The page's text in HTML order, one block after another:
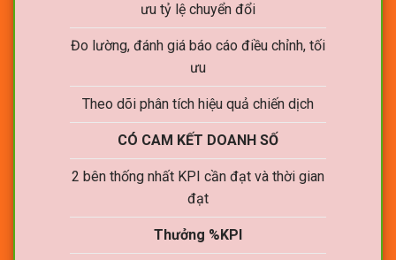
ưu tỷ lệ chuyển đổi
Đo lường, đánh giá báo cáo điều chỉnh, tối
ưu
Theo dõi phân tích hiệu quả chiến dịch
CÓ CAM KẾT DOANH SỐ
2 bên thống nhất KPI cần đạt và thời gian
đạt
Thưởng %KPI